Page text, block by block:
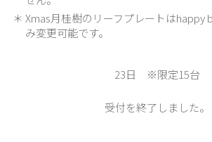
Xmas月桂樹のリーフプレートはhappy
み変更可能です。
23日 ※限定15台
受付を終了しました。